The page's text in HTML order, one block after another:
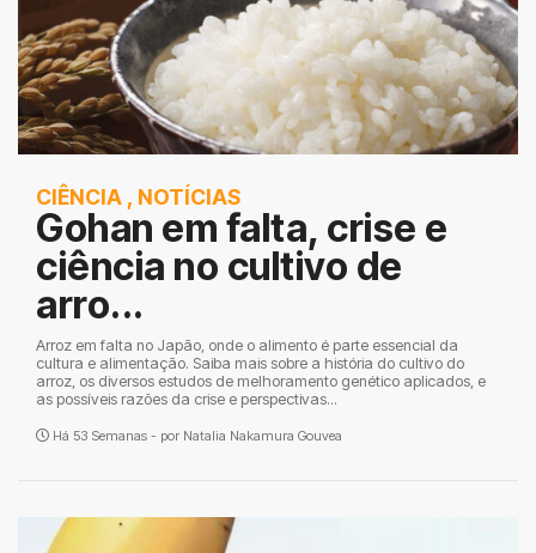
CIÊNCIA , NOTÍCIAS
Gohan em falta, crise e
ciência no cultivo de
arro...
Arroz em falta no Japão, onde o alimento é parte essencial da
cultura e alimentação. Saiba mais sobre a história do cultivo do
arroz, os diversos estudos de melhoramento genético aplicados, e
as possíveis razões da crise e perspectivas...
Há 53 Semanas - por Natalia Nakamura Gouvea